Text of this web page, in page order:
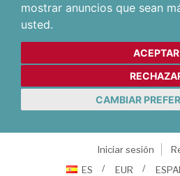
mostrar anuncios que sean
usted.
ACEPTAR
CAMBIAR
Iniciar sesión
ES
EUR